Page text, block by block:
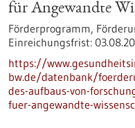
für Angewandte
Förderprogramm,
Einreichungsfrist:
https://
bw.de/datenbank/
des-aufbaus-von-
fuer-angewandte-